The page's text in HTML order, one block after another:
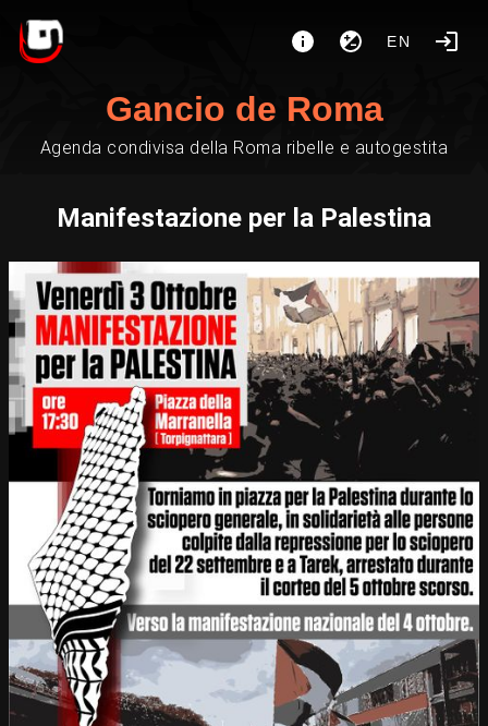
EN
Gancio de Roma
Agenda condivisa della Roma ribelle e autogestita
Manifestazione per la Palestina